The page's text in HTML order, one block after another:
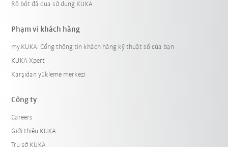
Rô bốt đã qua sử dụng KUKA
Phạm vi khách hàng
my.KUKA: Cổng thông tin khách hàng kỹ thuật số của bạn
KUKA Xpert
Karşıdan yükleme merkezi
Công ty
Careers
Giới thiệu KUKA
Trụ sở KUKA